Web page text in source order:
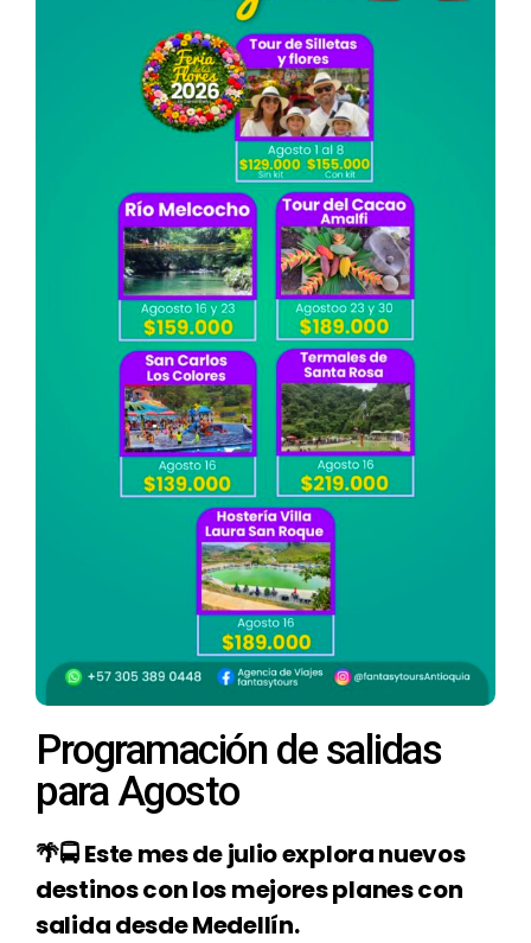
Programación de salidas
para Agosto
🌴🚍Este mes de julio explora nuevos
destinos con los mejores planes con
salida desde Medellín.